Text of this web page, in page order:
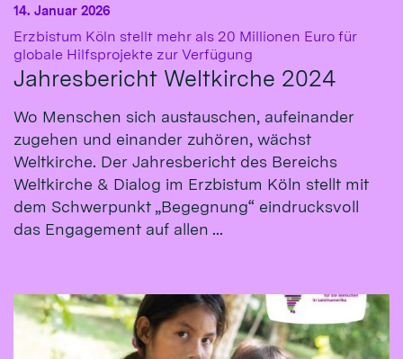
Erzbistum Köln stellt mehr als 20 Millionen Euro für
globale Hilfsprojekte zur Verfügung
Jahresbericht Weltkirche 2024
14. Januar 2026
Wo Menschen sich austauschen, aufeinander
zugehen und einander zuhören, wächst
Weltkirche. Der Jahresbericht des Bereichs
Weltkirche & Dialog im Erzbistum Köln stellt mit
dem Schwerpunkt „Begegnung“ eindrucksvoll
das Engagement auf allen ...